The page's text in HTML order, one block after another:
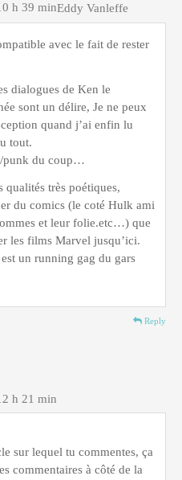
Eddy Vanleffe
h 39 min
avec le fait de rester
dialogues de Ken le
sont un délire, Je ne peux
quand j’ai enfin lu
tout.
punk du coup…
qualités très poétiques,
du comics (le coté Hulk ami
et leur folie.etc…) que
les films Marvel jusqu’ici.
un running gag du gars
Reply
h 21 min
sur lequel tu commentes, ça
commentaires à côté de la